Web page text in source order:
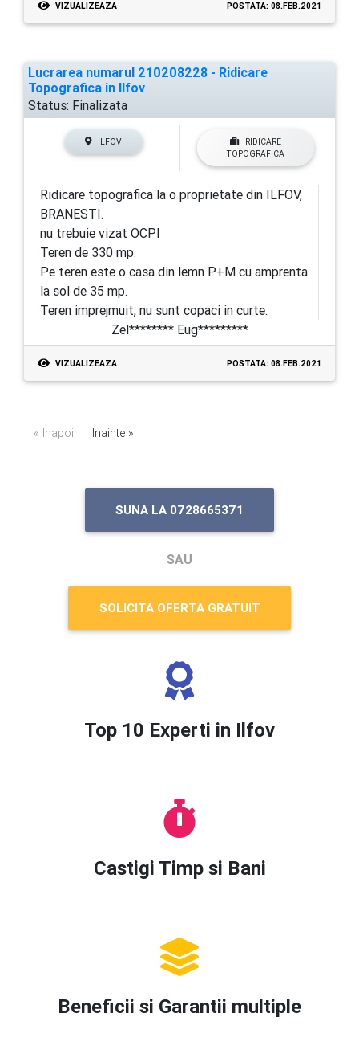
VIZUALIZEAZA POSTATA: 08.FEB.2021
Lucrarea numarul 210208228 - Ridicare
Topografica in Ilfov
Status: Finalizata
ILFOV
RIDICARE
TOPOGRAFICA
Ridicare topografica la o proprietate din ILFOV,
BRANESTI.
nu trebuie vizat OCPI
Teren de 330 mp.
Pe teren este o casa din lemn P+M cu amprenta
la sol de 35 mp.
Teren imprejmuit, nu sunt copaci in curte.
Zel******** Eug*********
VIZUALIZEAZA POSTATA: 08.FEB.2021
« Inapoi Inainte »
SUNA LA 0728665371
SAU
SOLICITA OFERTA GRATUIT
Top 10 Experti in Ilfov
Castigi Timp si Bani
Beneficii si Garantii multiple